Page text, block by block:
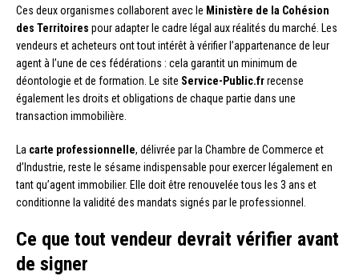
Ces deux organismes collaborent avec le Ministère de la Cohésion
des Territoires pour adapter le cadre légal aux réalités du marché. Les
vendeurs et acheteurs ont tout intérêt à vérifier l’appartenance de leur
agent à l’une de ces fédérations : cela garantit un minimum de
déontologie et de formation. Le site Service-Public.frrecense
également les droits et obligations de chaque partie dans une
transaction immobilière.
La carte professionnelle, délivrée par la Chambre de Commerce et
d’Industrie, reste le sésame indispensable pour exercer légalement en
tant qu’agent immobilier. Elle doit être renouvelée tous les 3 ans et
conditionne la validité des mandats signés par le professionnel.
Ce que tout vendeur devrait vérifier avant
de signer